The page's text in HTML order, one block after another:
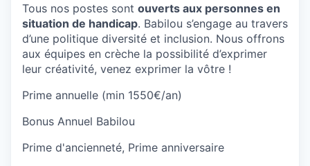
Tous nos postes sont ouverts aux personnes en
situation de handicap. Babilou s’engage au travers
d’une politique diversité et inclusion. Nous offrons
aux équipes en crèche la possibilité d’exprimer
leur créativité, venez exprimer la vôtre !
Prime annuelle (min 1550€/an)
Bonus Annuel Babilou
Prime d'ancienneté, Prime anniversaire